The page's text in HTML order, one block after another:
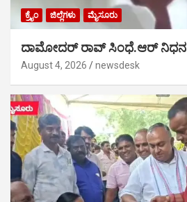
ಕ್ರೈಂ ಜಿಲ್ಲೆಗಳು ಮೈಸೂರು
ದಾಮೋದರ್ ರಾವ್ ಸಿಂಧೆ.ಆರ್ ನಿಧನ
August 4, 2026 newsdesk